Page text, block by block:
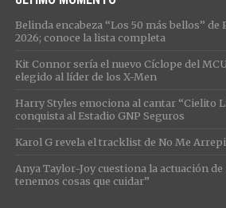
Belinda encabeza “Los 50 más bellos” de
2026; conoce la lista completa
Kit Connor sería el nuevo Cíclope del
elegido al líder de los X-Men
Harry Styles emociona al cantar “Cielito
conquista al Estadio GNP Seguros
Karol G revela el tracklist de No Me
Anya Taylor-Joy cuestiona la actuación
tenemos cosas que cuidar”